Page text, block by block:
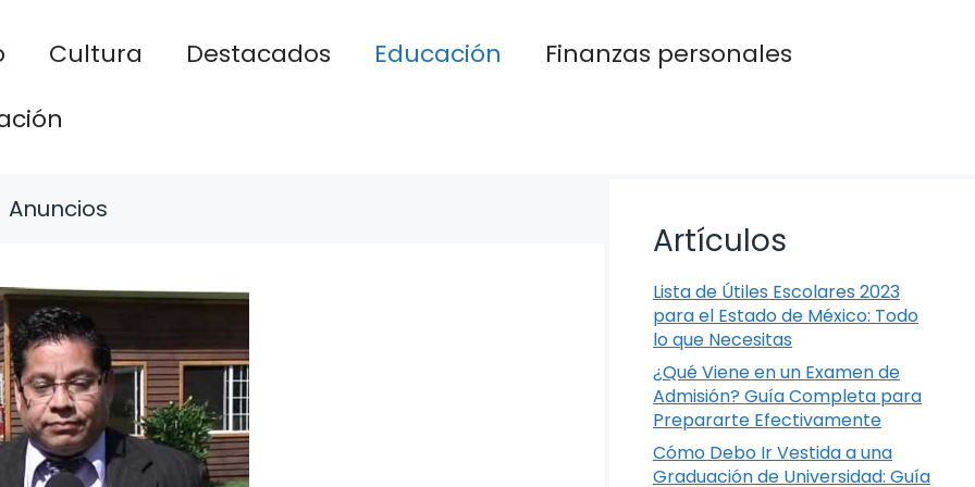
Cultura Destacados Educación
Finanzas personales
Anuncios
Artículos
Lista de Útiles Escolares 2023
para el Estado de México: Todo
lo que Necesitas
¿Qué Viene en un Examen de
Admisión? Guía Completa para
Prepararte Efectivamente
Cómo Debo Ir Vestida a una
Graduación de Universidad: Guía